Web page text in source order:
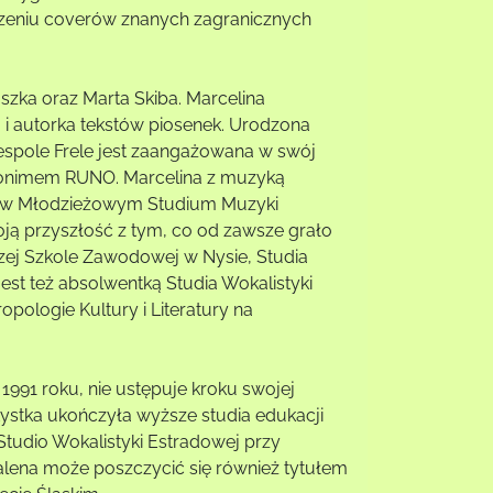
coverów znanych zagranicznych
oraz Marta Skiba. Marcelina
autorka tekstów piosenek. Urodzona
Frele jest zaangażowana w swój
RUNO. Marcelina z muzyką
Młodzieżowym Studium Muzyki
przyszłość z tym, co od zawsze grało
Szkole Zawodowej w Nysie, Studia
też absolwentką Studia Wokalistyki
Kultury i Literatury na
roku, nie ustępuje kroku swojej
ukończyła wyższe studia edukacji
Wokalistyki Estradowej przy
może poszczycić się również tytułem